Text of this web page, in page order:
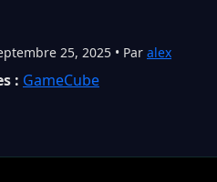
25, 2025 • Par alex
: GameCube